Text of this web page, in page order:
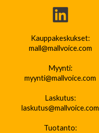
Kauppakeskukset:
mall@mallvoice.com
Myynti:
myynti@mallvoice.com
Laskutus:
laskutus@mallvoice.com
Tuotanto: